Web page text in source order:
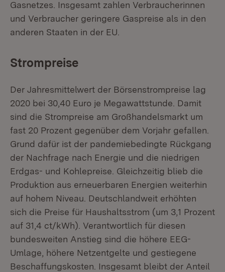
Gasnetzes. Insgesamt zahlen Verbraucherinnen
und Verbraucher geringere Gaspreise als in den
anderen Staaten in der EU.
Strompreise
Der Jahresmittelwert der Börsenstrompreise lag
2020 bei 30,40 Euro je Megawattstunde. Damit
sind die Strompreise am Großhandelsmarkt um
fast 20 Prozent gegenüber dem Vorjahr gefallen.
Grund dafür ist der pandemiebedingte Rückgang
der Nachfrage nach Energie und die niedrigen
Erdgas- und Kohlepreise. Gleichzeitig blieb die
Produktion aus erneuerbaren Energien weiterhin
auf hohem Niveau. Deutschlandweit erhöhten
sich die Preise für Haushaltsstrom (um 3,1 Prozent
auf 31,4 ct/kWh). Verantwortlich für diesen
bundesweiten An­stieg sind die höhere EEG-
Umlage, höhere Netzentgelte und gestiegene
Beschaffungskosten. Insgesamt bleibt der Anteil